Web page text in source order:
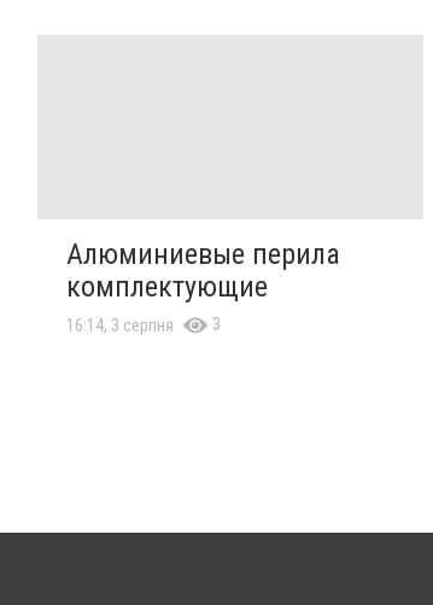
Алюминиевые перила
комплектующие
16:14, 3 серпня 3